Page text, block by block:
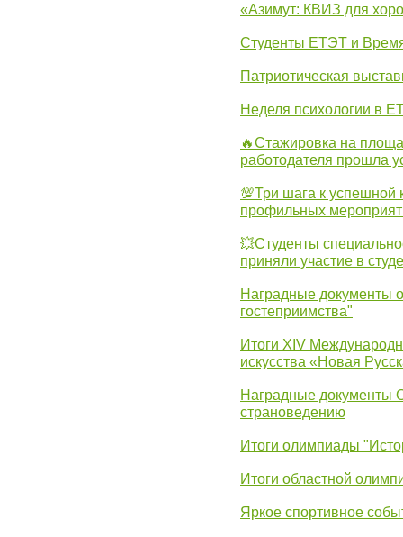
«Азимут: КВИЗ для
Студенты ЕТЭТ и
Патриотическая
Неделя психологии в
🔥Стажировка на
работодателя прошла
💯Три шага к успешной
профильных
💥Студенты
приняли участие в
Наградные документы
гостеприимства"
Итоги XIV
искусства «Новая
Наградные документы
страноведению
Итоги олимпиады
Итоги областной
Яркое спортивное